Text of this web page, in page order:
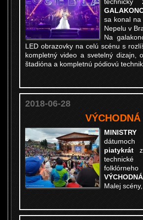
sa konal na
Nepelu v
Na
LED obrazovky na celú scénu s
kompletný video a svetelný dizajn,
štadióna a kompletnú pódiovú
2018-06-28
VÝCHODNÁ
piatykrát
technické
Malej